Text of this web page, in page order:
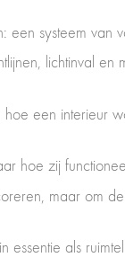
systeem van
lichtinval
een interieur
hoe zij
maar om
als